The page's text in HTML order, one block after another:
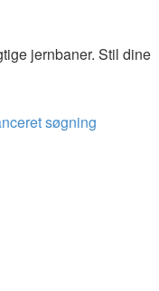
jernbaner. Stil dine
søgning